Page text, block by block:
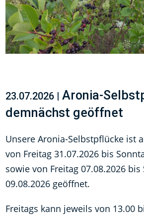
23.07.2026 | Aronia-
demnächst geöffnet
Unsere Aronia-Selbstpflücke ist
von Freitag 31.07.2026 bis
sowie von Freitag 07.08.2026 bis
09.08.2026 geöffnet.
Freitags kann jeweils von 13.00